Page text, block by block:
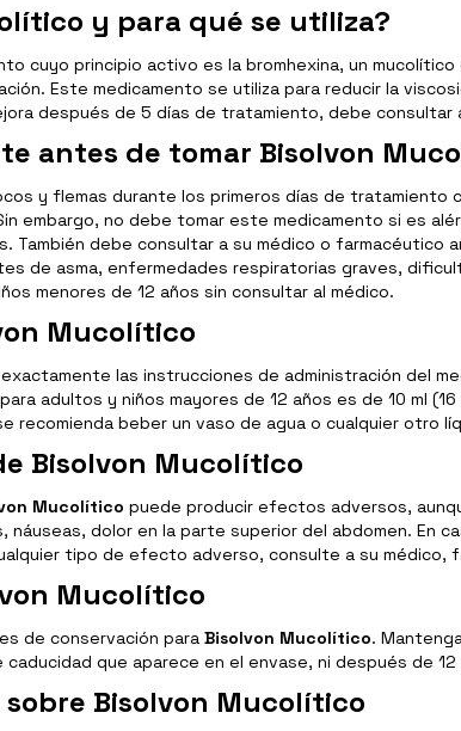
y para qué se utiliza?
cuyo principio activo es la bromhexina, un
Este medicamento se utiliza para reducir la
después de 5 días de tratamiento, debe consultar
antes de tomar Bisolvon
y flemas durante los primeros días de tratamiento
embargo, no debe tomar este medicamento si es
También debe consultar a su médico o
de asma, enfermedades respiratorias graves,
menores de 12 años sin consultar al médico.
Mucolítico
las instrucciones de administración del
adultos y niños mayores de 12 años es de 10 ml
recomienda beber un vaso de agua o cualquier
Bisolvon Mucolítico
Mucolítico puede producir efectos adversos,
dolor en la parte superior del abdomen. En
tipo de efecto adverso, consulte a su médico,
Mucolítico
de conservación para Bisolvon Mucolítico.
que aparece en el envase, ni después de
Bisolvon Mucolítico